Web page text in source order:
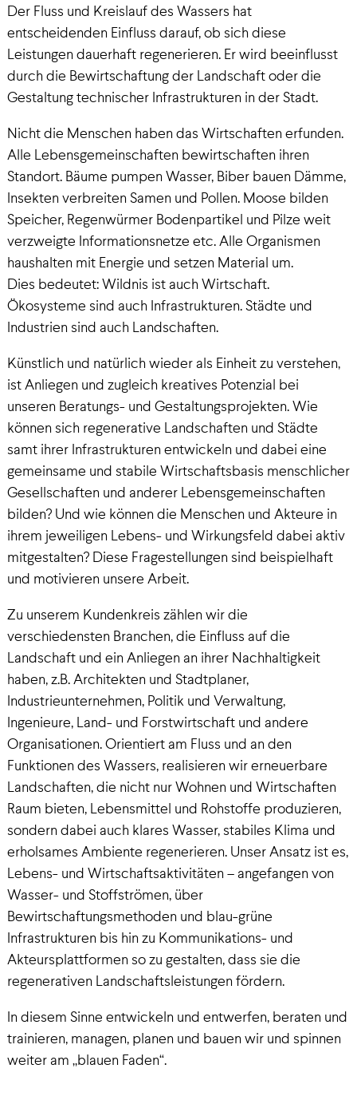
Der Fluss und Kreislauf des Wassers hat
entscheidenden Einfluss darauf, ob sich diese
Leistungen dauerhaft regenerieren. Er wird beeinflusst
durch die Bewirtschaftung der Landschaft oder die
Gestaltung technischer Infrastrukturen in der Stadt.
Nicht die Menschen haben das Wirtschaften erfunden.
Alle Lebensgemeinschaften bewirtschaften ihren
Standort. Bäume pumpen Wasser, Biber bauen Dämme,
Insekten verbreiten Samen und Pollen. Moose bilden
Speicher, Regenwürmer Bodenpartikel und Pilze weit
verzweigte Informationsnetze etc. Alle Organismen
haushalten mit Energie und setzen Material um.
Dies bedeutet: Wildnis ist auch Wirtschaft.
Ökosysteme sind auch Infrastrukturen. Städte und
Industrien sind auch Landschaften.
Künstlich und natürlich wieder als Einheit zu verstehen,
ist Anliegen und zugleich kreatives Potenzial bei
unseren Beratungs- und Gestaltungsprojekten. Wie
können sich regenerative Landschaften und Städte
samt ihrer Infrastrukturen entwickeln und dabei eine
gemeinsame und stabile Wirtschaftsbasis menschlicher
Gesellschaften und anderer Lebensgemeinschaften
bilden? Und wie können die Menschen und Akteure in
ihrem jeweiligen Lebens- und Wirkungsfeld dabei aktiv
mitgestalten? Diese Fragestellungen sind beispielhaft
und motivieren unsere Arbeit.
Zu unserem Kundenkreis zählen wir die
verschiedensten Branchen, die Einfluss auf die
Landschaft und ein Anliegen an ihrer Nachhaltigkeit
haben, z.B. Architekten und Stadtplaner,
Industrieunternehmen, Politik und Verwaltung,
Ingenieure, Land- und Forstwirtschaft und andere
Organisationen. Orientiert am Fluss und an den
Funktionen des Wassers, realisieren wir erneuerbare
Landschaften, die nicht nur Wohnen und Wirtschaften
Raum bieten, Lebensmittel und Rohstoffe produzieren,
sondern dabei auch klares Wasser, stabiles Klima und
erholsames Ambiente regenerieren. Unser Ansatz ist es,
Lebens- und Wirtschaftsaktivitäten – angefangen von
Wasser- und Stoffströmen, über
Bewirtschaftungsmethoden und blau-grüne
Infrastrukturen bis hin zu Kommunikations- und
Akteursplattformen so zu gestalten, dass sie die
regenerativen Landschaftsleistungen fördern.
In diesem Sinne entwickeln und entwerfen, beraten und
trainieren, managen, planen und bauen wir und spinnen
weiter am „blauen Faden“.